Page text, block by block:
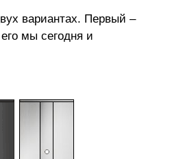
вариантах. Первый –
мы сегодня и